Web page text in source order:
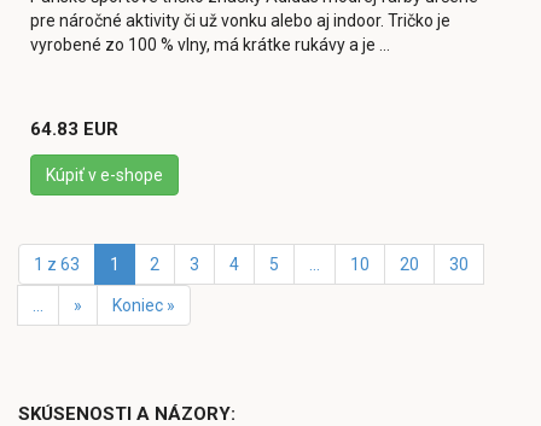
pre náročné aktivity či už vonku alebo aj indoor. Tričko je
vyrobené zo 100 % vlny, má krátke rukávy a je ...
64.83 EUR
Kúpiť v e-shope
1 z 63 1 2 3 4 5 10 20 30
» Koniec »
SKÚSENOSTI A NÁZORY: